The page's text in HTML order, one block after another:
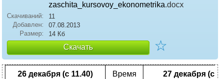
zaschita_kursovoy_ekonometrika.docx
Скачиваний:
11
Добавлен:
07.08.2013
Размер:
14 Кб
Скачать ☆
26 декабря (с 11.40) Время 27 декабря (с